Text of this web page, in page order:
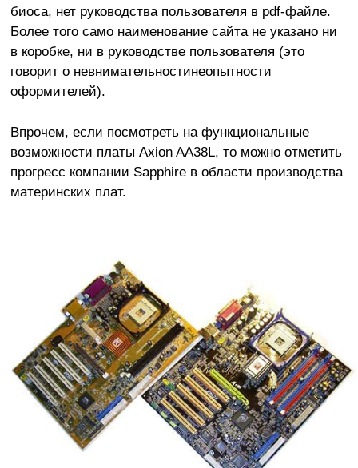
биоса, нет руководства пользователя в pdf-файле.
Более того само наименование сайта не указано ни
в коробке, ни в руководстве пользователя (это
говорит о невнимательностинеопытности
оформителей).
Впрочем, если посмотреть на функциональные
возможности платы Axion AA38L, то можно отметить
прогресс компании Sapphire в области производства
материнских плат.